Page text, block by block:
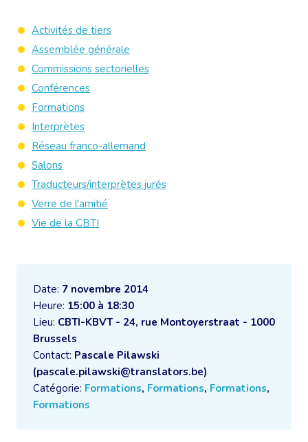
Date: 7 novembre 2014
Heure: 15:00 à 18:30
Lieu: CBTI-KBVT - 24, rue Montoyerstraat - 1000
Brussels
Contact: Pascale Pilawski
(pascale.pilawski@translators.be)
Catégorie: Formations, Formations, Formations,
Formations
Activités de tiers
Assemblée générale
Commissions sectorielles
Conférences
Formations
Interprètes
Réseau franco-allemand
Salons
Traducteurs/interprètes jurés
Verre de l'amitié
Vie de la CBTI